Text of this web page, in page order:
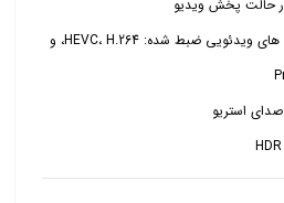
-فرمت های ویدئویی ضبط شده: HEVC، H.264، و
ProRes